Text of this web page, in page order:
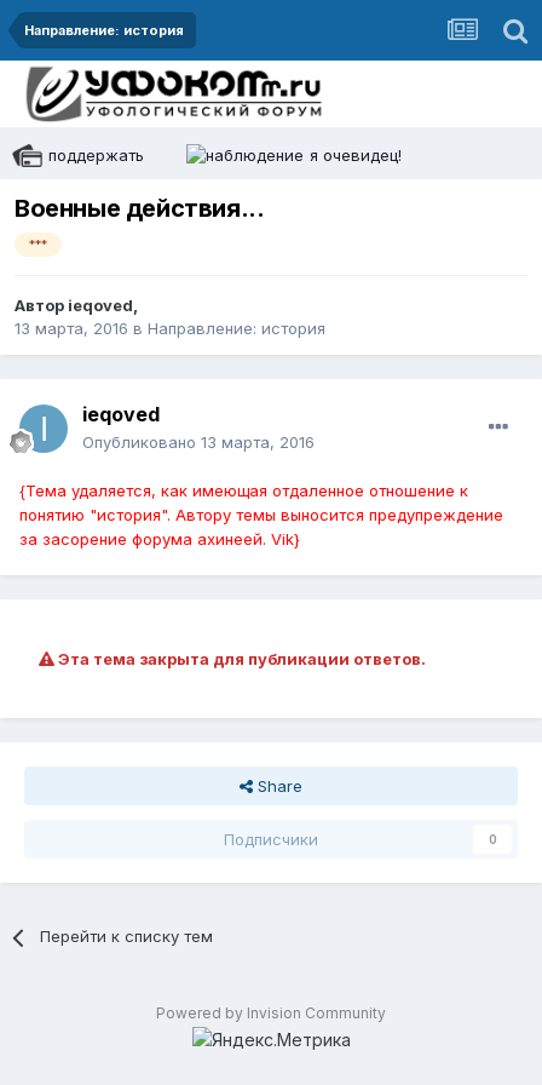
Направление: история
поддержать я очевидец!
Военные действия...
***
Автор ieqoved,
13 марта, 2016 в Направление: история
ieqoved
Опубликовано 13 марта, 2016
{Тема удаляется, как имеющая отдаленное отношение к
понятию "история". Автору темы выносится предупреждение
за засорение форума ахинеей. Vik}
Эта тема закрыта для публикации ответов.
Share
Подписчики 0
Перейти к списку тем
Powered by Invision Community